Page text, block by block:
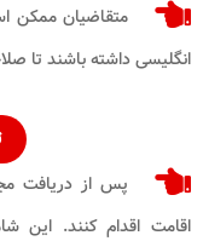
متقاضیان ممکن
انگلیسی داشته باشند تا
پس از دریافت
اقامت اقدام کنند. این